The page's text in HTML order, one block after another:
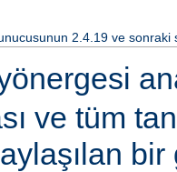
2.4.19 ve sonraki
ve tüm
bir